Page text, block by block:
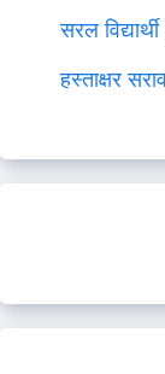
सरल विद्यार्थी
हस्ताक्षर